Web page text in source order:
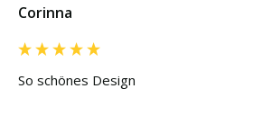
Corinna
So schönes Design